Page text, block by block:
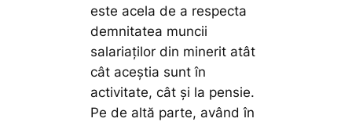
este acela de a respecta
demnitatea muncii
salariaților din minerit atât
cât aceștia sunt în
activitate, cât și la pensie.
Pe de altă parte, având în